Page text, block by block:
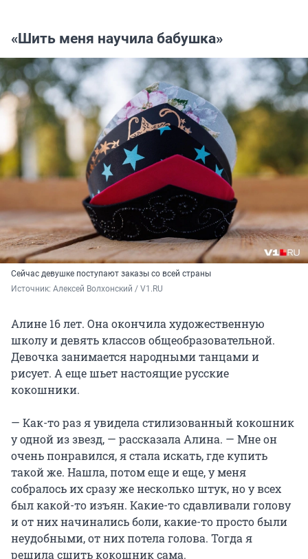
«Шить меня научила бабушка»
Сейчас девушке поступают заказы со всей страны
Источник: Алексей Волхонский / V1.RU
Алине 16 лет. Она окончила художественную
школу и девять классов общеобразовательной.
Девочка занимается народными танцами и
рисует. А еще шьет настоящие русские
кокошники.
— Как-то раз я увидела стилизованный кокошник
у одной из звезд, — рассказала Алина. — Мне он
очень понравился, я стала искать, где купить
такой же. Нашла, потом еще и еще, у меня
собралось их сразу же несколько штук, но у всех
был какой-то изъян. Какие-то сдавливали голову
и от них начинались боли, какие-то просто были
неудобными, от них потела голова. Тогда я
решила сшить кокошник сама.